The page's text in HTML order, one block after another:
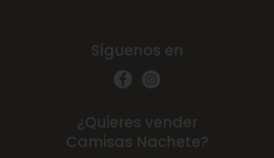
Síguenos en
¿Quieres vender
Camisas Nachete?